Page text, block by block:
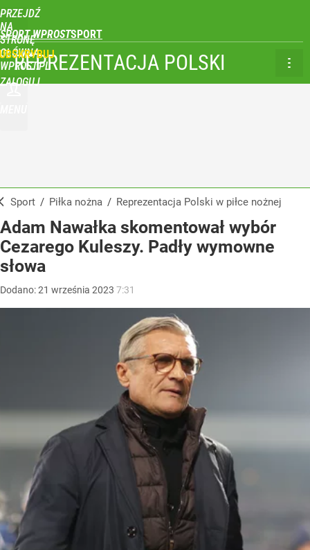
PRZEJDŹ
NA
STRONĘ
GŁÓWNĄ
WPROST.PL
SPORT WPROST
ZALOGUJ
REPREZENTACJA POLSKI
Sport / Piłka nożna / Reprezentacja Polski w piłce nożnej
Adam Nawałka skomentował wybór
Cezarego Kuleszy. Padły wymowne
słowa
Dodano:21 września 2023 7:31